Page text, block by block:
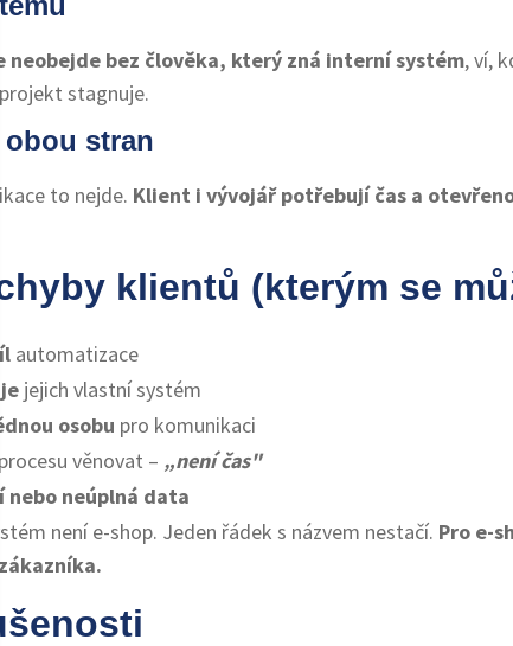
neobejde bez člověka, který zná interní systém, ví,
stagnuje.
obou stran
to nejde. Klient i vývojář potřebují čas a
chyby klientů (kterým se
automatizace
jejich vlastní systém
osobu pro komunikaci
věnovat – „není čas"
nebo neúplná data
není e-shop. Jeden řádek s názvem nestačí. Pro e-